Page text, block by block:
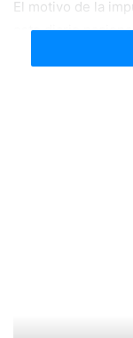
El motivo de la
este diario
establecer reglas
municipios al
animal y, el más
esgrimidos “por
judicial”. La